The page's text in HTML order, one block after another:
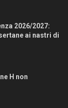
2026/2027:
ai nastri di
H non